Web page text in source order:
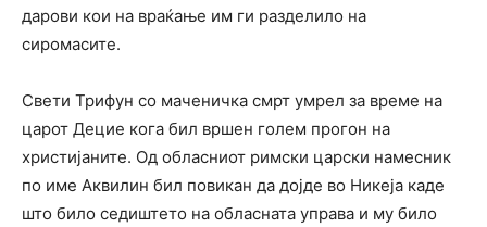
дарови кои на враќање им ги разделило на
сиромасите.
Свети Трифун со маченичка смрт умрел за време на
царот Децие кога бил вршен голем прогон на
христијаните. Од обласниот римски царски намесник
по име Аквилин бил повикан да дојде во Никеја каде
што било седиштето на обласната управа и му било